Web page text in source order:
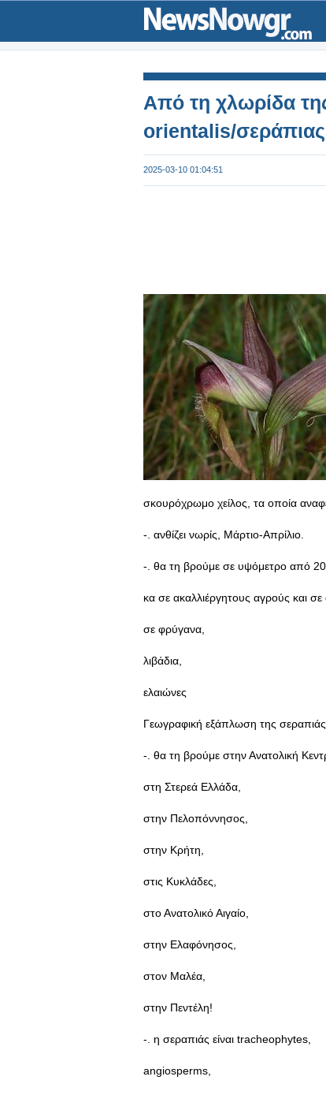
Από τη χλωρίδα
orientalis/σεράπιας
2025-03-10 01:04:51
σκουρόχρωμο χείλος, τα οποία
-. ανθίζει νωρίς, Μάρτιο-Απρίλιο.
-. θα τη βρούμε σε υψόμετρο από
κα σε ακαλλιέργητους αγρούς και
σε φρύγανα,
λιβάδια,
ελαιώνες
Γεωγραφική εξάπλωση της
-. θα τη βρούμε στην Ανατολική
στη Στερεά Ελλάδα,
στην Πελοπόννησος,
στην Κρήτη,
στις Κυκλάδες,
στο Ανατολικό Αιγαίο,
στην Ελαφόνησος,
στον Μαλέα,
στην Πεντέλη!
-. η σεραπιάς είναι tracheophytes,
angiosperms,